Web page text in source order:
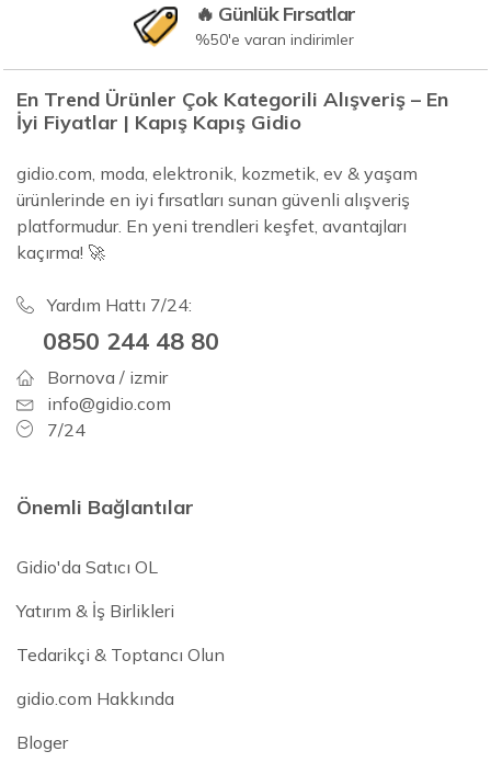
🔥 Günlük Fırsatlar
%50'e varan indirimler
En Trend Ürünler Çok Kategorili Alışveriş – En
İyi Fiyatlar | Kapış Kapış Gidio
gidio.com, moda, elektronik, kozmetik, ev & yaşam
ürünlerinde en iyi fırsatları sunan güvenli alışveriş
platformudur. En yeni trendleri keşfet, avantajları
kaçırma! 🚀
Yardım Hattı 7/24:
0850 244 48 80
Bornova / izmir
info@gidio.com
7/24
Önemli Bağlantılar
Gidio'da Satıcı OL
Yatırım & İş Birlikleri
Tedarikçi & Toptancı Olun
gidio.com Hakkında
Bloger